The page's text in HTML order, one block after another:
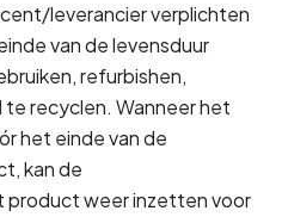
leverancier verplichten
van de levensduur
refurbishen,
te recyclen. Wanneer het
het einde van de
kan de
weer inzetten voor